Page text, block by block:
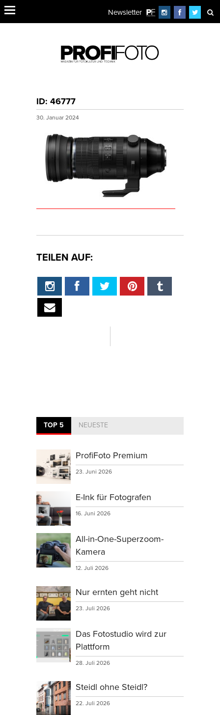
Newsletter
ID: 46777
30. Januar 2024
TEILEN AUF:
TOP 5 NEUESTE
ProfiFoto Premium
23. Juni 2026
E-Ink für Fotografen
16. Juni 2026
All-in-One-Superzoom-
Kamera
12. Juli 2026
Nur ernten geht nicht
23. Juli 2026
Das Fotostudio wird zur
Plattform
28. Juli 2026
Steidl ohne Steidl?
22. Juli 2026